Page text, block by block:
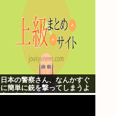
日本の警察さん、なんかすぐ
に簡単に銃を撃ってしまうよ
うになる…